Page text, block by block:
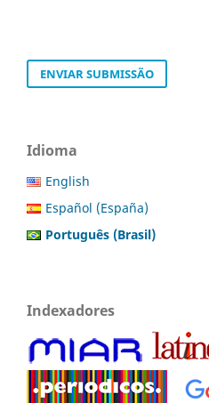
ENVIAR SUBMISSÃO
Idioma
English
Español (España)
Português (Brasil)
Indexadores